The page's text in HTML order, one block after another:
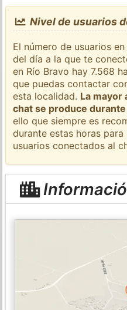
Nivel de usuarios
El número de usuarios
del día a la que te
en Río Bravo hay 7.568
que puedas contactar
esta localidad. La mayor
chat se produce
ello que siempre es
durante estas horas
usuarios conectados al